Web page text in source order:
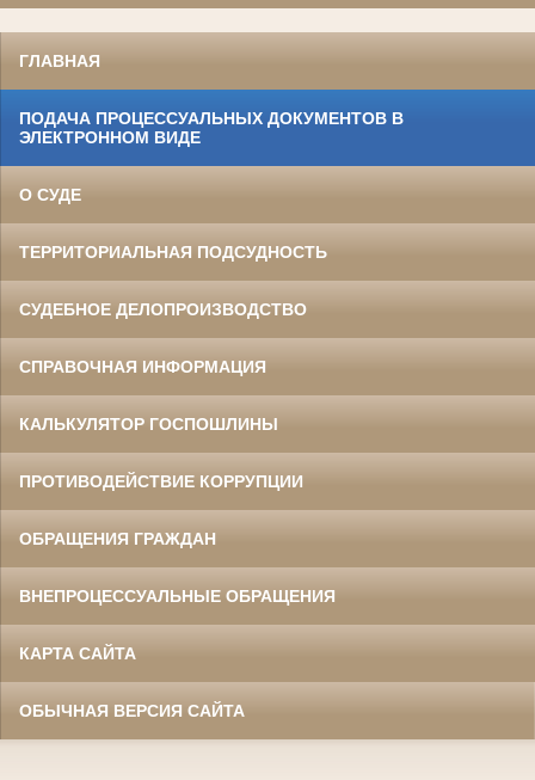
ГЛАВНАЯ
ПОДАЧА ПРОЦЕССУАЛЬНЫХ ДОКУМЕНТОВ В
ЭЛЕКТРОННОМ ВИДЕ
О СУДЕ
ТЕРРИТОРИАЛЬНАЯ ПОДСУДНОСТЬ
СУДЕБНОЕ ДЕЛОПРОИЗВОДСТВО
СПРАВОЧНАЯ ИНФОРМАЦИЯ
КАЛЬКУЛЯТОР ГОСПОШЛИНЫ
ПРОТИВОДЕЙСТВИЕ КОРРУПЦИИ
ОБРАЩЕНИЯ ГРАЖДАН
ВНЕПРОЦЕССУАЛЬНЫЕ ОБРАЩЕНИЯ
КАРТА САЙТА
ОБЫЧНАЯ ВЕРСИЯ САЙТА